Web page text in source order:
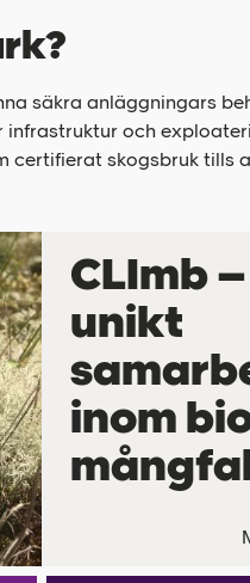
säkra anläggningars
och
certifierat skogsbruk tills
CLImb
unikt
inom